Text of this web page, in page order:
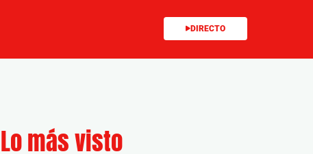
DIRECTO
Lo más visto